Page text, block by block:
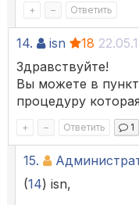
+ – Ответить
14. isn 18
Здравствуйте!
Вы можете в
процедуру
+ – Ответить 1
15.
(14) isn,